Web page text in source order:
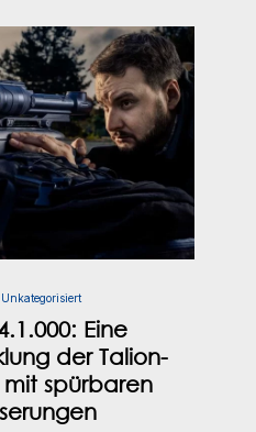
Unkategorisiert
Eine
der Talion-
mit spürbaren